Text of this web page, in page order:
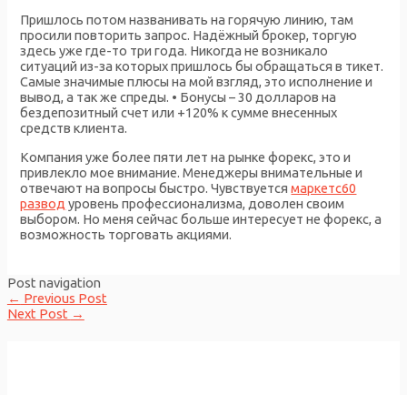
Пришлось потом названивать на горячую линию, там
просили повторить запрос. Надёжный брокер, торгую
здесь уже где-то три года. Никогда не возникало
ситуаций из-за которых пришлось бы обращаться в тикет.
Самые значимые плюсы на мой взгляд, это исполнение и
вывод, а так же спреды. • Бонусы – 30 долларов на
бездепозитный счет или +120% к сумме внесенных
средств клиента.
Компания уже более пяти лет на рынке форекс, это и
привлекло мое внимание. Менеджеры внимательные и
отвечают на вопросы быстро. Чувствуетсямаркетс60
развод уровень профессионализма, доволен своим
выбором. Но меня сейчас больше интересует не форекс, а
возможность торговать акциями.
Post navigation
← Previous Post
Next Post →